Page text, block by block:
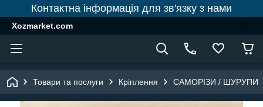
Контактна інформація для зв'язку з нами
Xozmarket.com
Товари та послуги Кріплення САМОРІЗИ / ШУРУПИ